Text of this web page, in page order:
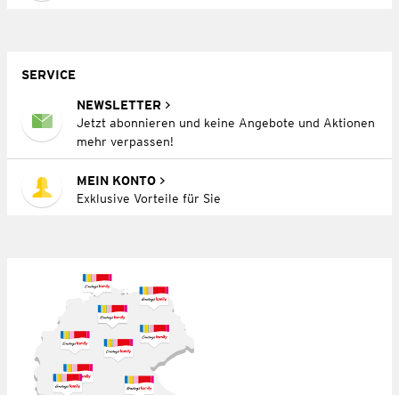
SERVICE
NEWSLETTER
Jetzt abonnieren und keine Angebote und Aktionen
mehr verpassen!
MEIN KONTO
Exklusive Vorteile für Sie